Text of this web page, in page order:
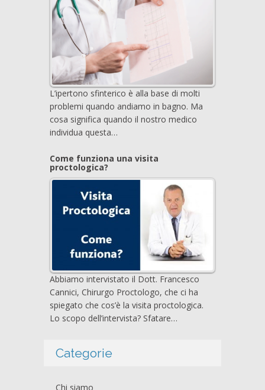
L’ipertono sfinterico è alla base di molti
problemi quando andiamo in bagno. Ma
cosa significa quando il nostro medico
individua questa…
Come funziona una visita
proctologica?
Abbiamo intervistato il Dott. Francesco
Cannici, Chirurgo Proctologo, che ci ha
spiegato che cos’è la visita proctologica.
Lo scopo dell’intervista? Sfatare…
Categorie
Chi siamo